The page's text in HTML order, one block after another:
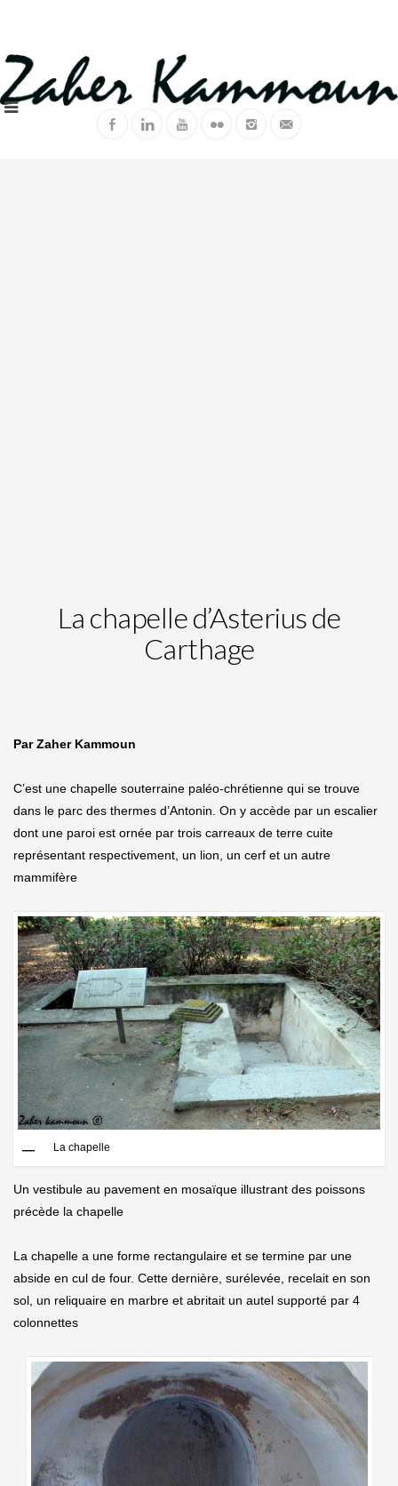
La chapelle d’Asterius de
Carthage
Par Zaher Kammoun
C’est une chapelle souterraine paléo-chrétienne qui se trouve
dans le parc des thermes d’Antonin. On y accède par un escalier
dont une paroi est ornée par trois carreaux de terre cuite
représentant respectivement, un lion, un cerf et un autre
mammifère
La chapelle
Un vestibule au pavement en mosaïque illustrant des poissons
précède la chapelle
La chapelle a une forme rectangulaire et se termine par une
abside en cul de four. Cette dernière, surélevée, recelait en son
sol, un reliquaire en marbre et abritait un autel supporté par 4
colonnettes